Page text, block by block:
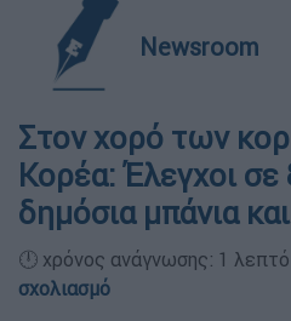
Newsroom
Στον χορό των
Κορέα: Έλεγχοι σε
δημόσια μπάνια
🕛 χρόνος ανάγνωσης: 1
σχολιασμό